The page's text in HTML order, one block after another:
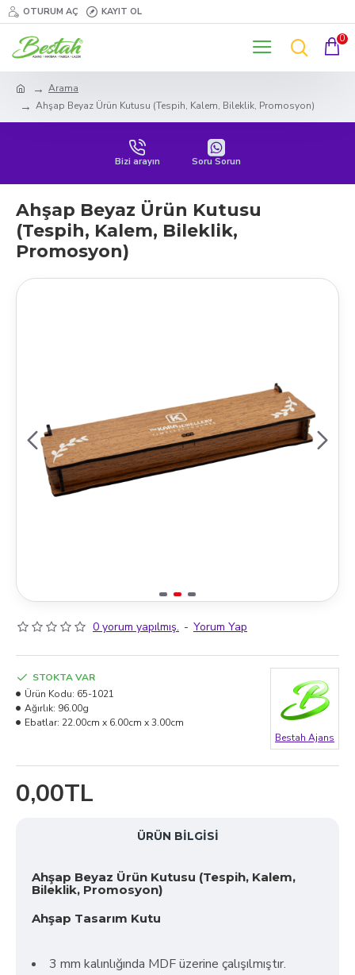
OTURUM AÇ KAYIT OL
0
Arama
Ahşap Beyaz Ürün Kutusu (Tespih, Kalem, Bileklik, Promosyon)
Bizi arayın Soru Sorun
Ahşap Beyaz Ürün Kutusu
(Tespih, Kalem, Bileklik,
Promosyon)
0 yorum yapılmış. - Yorum Yap
0,00TL
STOKTA VAR
Ürün Kodu: 65-1021
Ağırlık: 96.00g
Ebatlar: 22.00cm x 6.00cm x 3.00cm
Bestah Ajans
ÜRÜN BILGISI
Ahşap Beyaz Ürün Kutusu (Tespih, Kalem,
Bileklik, Promosyon)
Ahşap Tasarım Kutu
3 mm kalınlığında MDF üzerine çalışılmıştır.